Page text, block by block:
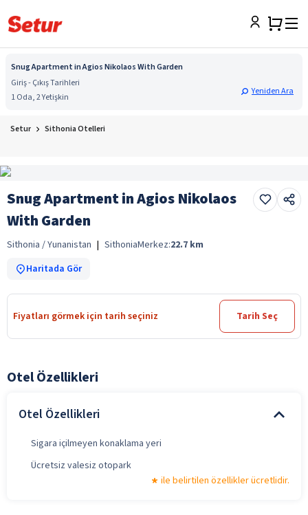
Snug Apartment in Agios Nikolaos With Garden
Giriş - Çıkış Tarihleri
1 Oda, 2 Yetişkin
Yeniden Ara
Setur Sithonia Otelleri
Snug Apartment in Agios Nikolaos
With Garden
Sithonia / Yunanistan | SithoniaMerkez:22.7 km
Haritada Gör
Fiyatları görmek için tarih seçiniz Tarih Seç
Otel Özellikleri
Otel Özellikleri
Sigara içilmeyen konaklama yeri
Ücretsiz valesiz otopark
ile belirtilen özellikler ücretlidir.